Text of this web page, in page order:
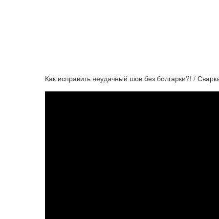
Как исправить неудачный шов без болгарки?! /